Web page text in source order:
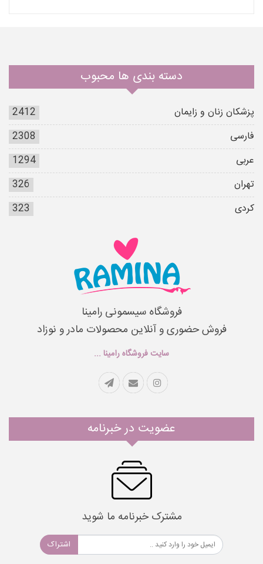
دسته بندی ها محبوب
پزشکان زنان و زایمان
2412
فارسی
2308
عربی
1294
تهران
326
کردی
323
فروشگاه سیسمونی رامینا
فروش حضوری و آنلاین محصولات مادر و نوزاد
سایت فروشگاه رامینا ...
عضویت در خبرنامه
مشترک خبرنامه ما شوید
اشتراک